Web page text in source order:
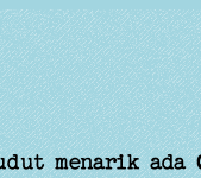
menarik ada